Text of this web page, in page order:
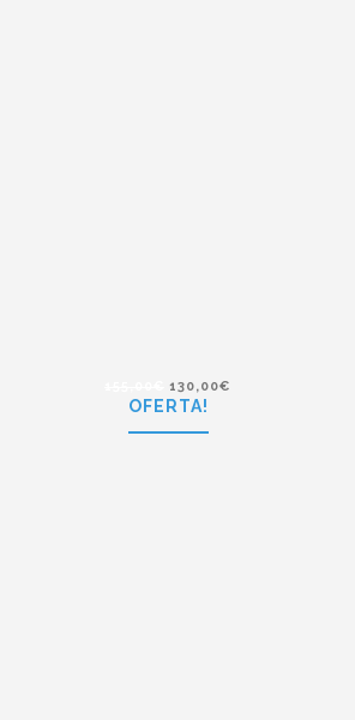
OFERTA!
130,00€